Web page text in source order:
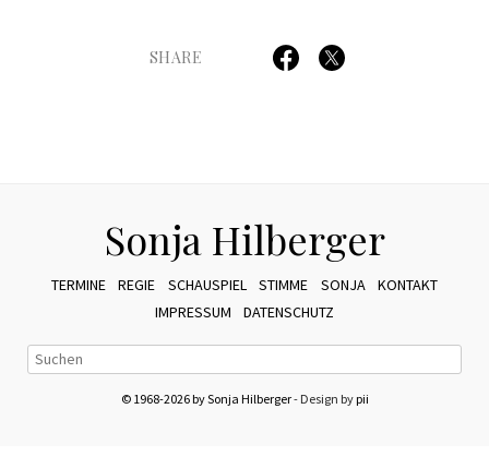
SHARE
Sonja Hilberger
TERMINE REGIE SCHAUSPIEL STIMME SONJA
KONTAKT
IMPRESSUM
DATENSCHUTZ
© 1968-2026 by Sonja Hilberger- Design bypii